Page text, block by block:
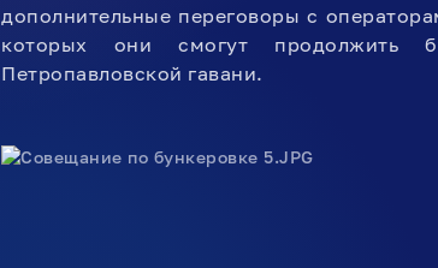
дополнительные переговоры с
которых они смогут продолжить
Петропавловской гавани.